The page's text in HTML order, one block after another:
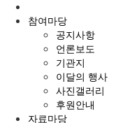
참여마당
공지사항
언론보도
기관지
이달의 행사
사진갤러리
후원안내
자료마당